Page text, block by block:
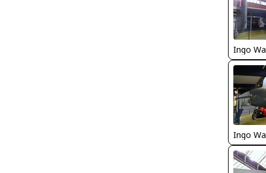
Ingo
Ingo